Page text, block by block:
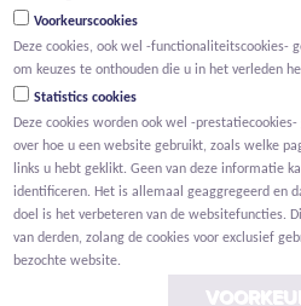
Voorkeurscookies
Deze cookies, ook wel -functionaliteitscookies-
om keuzes te onthouden die u in het verleden
Statistics cookies
Deze cookies worden ook wel -
over hoe u een website gebruikt, zoals welke
links u hebt geklikt. Geen van deze informatie
identificeren. Het is allemaal geaggregeerd en
doel is het verbeteren van de websitefuncties.
van derden, zolang de cookies voor exclusief
bezochte website.